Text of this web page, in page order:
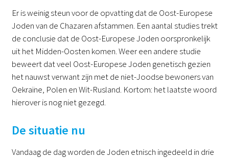
Er is weinig steun voor de opvatting dat de Oost-Europese
Joden van de Chazaren afstammen. Een aantal studies trekt
de conclusie dat de Oost-Europese Joden oorspronkelijk
uit het Midden-Oosten komen. Weer een andere studie
beweert dat veel Oost-Europese Joden genetisch gezien
het nauwst verwant zijn met de niet-Joodse bewoners van
Oekraïne, Polen en Wit-Rusland. Kortom: het laatste woord
hierover is nog niet gezegd.
De situatie nu
Vandaag de dag worden de Joden etnisch ingedeeld in drie